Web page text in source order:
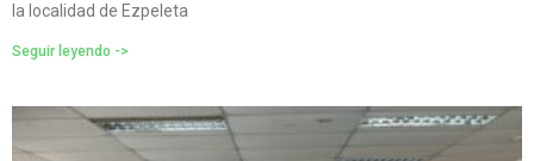
la localidad de Ezpeleta
Seguir leyendo ->